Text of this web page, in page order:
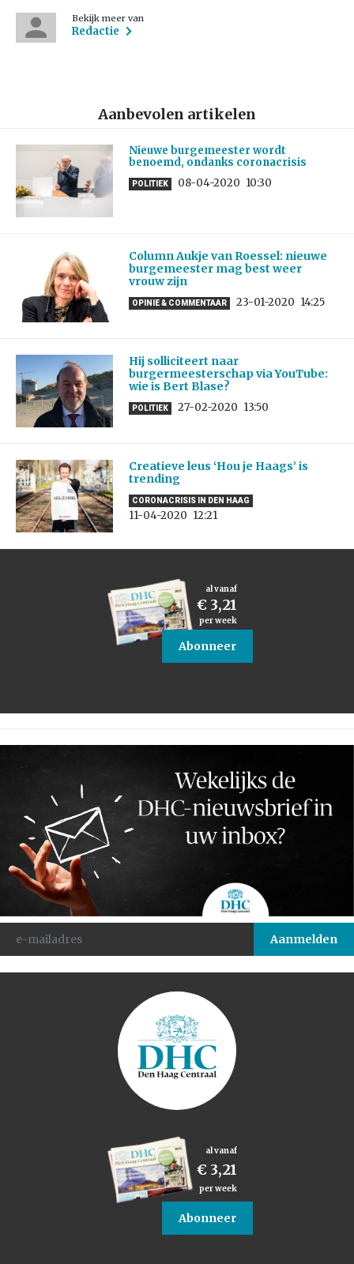
Bekijk meer van
Redactie
Aanbevolen artikelen
Nieuwe burgemeester wordt
benoemd, ondanks coronacrisis
POLITIEK 08-04-2020 10:30
Column Aukje van Roessel: nieuwe
burgemeester mag best weer
vrouw zijn
OPINIE & COMMENTAAR 23-01-2020 14:25
Hij solliciteert naar
burgermeesterschap via YouTube:
wie is Bert Blase?
POLITIEK 27-02-2020 13:50
Creatieve leus ‘Hou je Haags’ is
trending
CORONACRISIS IN DEN HAAG
11-04-2020 12:21
al vanaf
€ 3,21
per week
Abonneer
al vanaf
€ 3,21
per week
Abonneer